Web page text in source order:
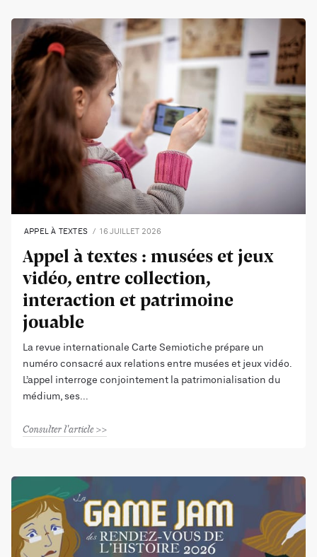
APPEL À TEXTES 16 JUILLET 2026
Appel à textes : musées et jeux
vidéo, entre collection,
interaction et patrimoine
jouable
La revue internationale Carte Semiotiche prépare un
numéro consacré aux relations entre musées et jeux vidéo.
L’appel interroge conjointement la patrimonialisation du
médium, ses
Consulter l'article